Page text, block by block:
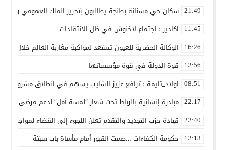
21:49 سكان حي مسنانة بطنجة يطالبون بتحرير الملك العمومي
11:45 اكادير : اجتماع لاخنوش في ظل الانتقادات
16:26 الوكالة الحضرية للعيون تستعد لمواكبة مغاربة العالم خلال
12:56 قوة الدولة في قوة مؤسساتها
08:51 اولاد_تايمة : ترافع عزيز الشايب يسهم في انطلاق مشروع
22:17 مبادرة إنسانية بالرباط تحت شعار “لمسة أمل” لدعم مرضى
22:40 قيادة حزب التجديد والتقدم تعلن اللجوء إلى القضاء لمواجهة
12:13 حكومة الكفاءات …صمت القبور أمام مأساة باب سبتة